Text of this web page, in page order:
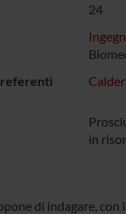
24
referenti
in
di indagare, con